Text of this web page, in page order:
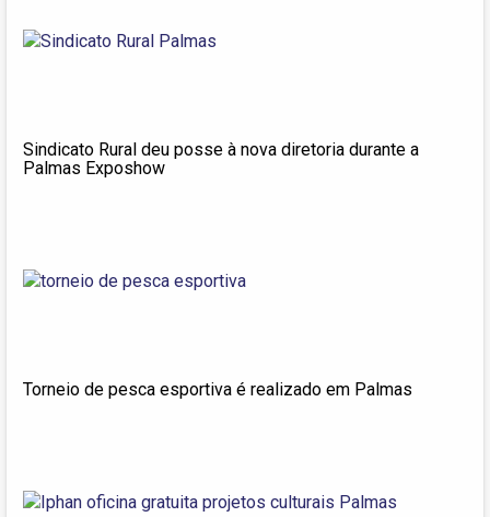
Sindicato Rural deu posse à nova diretoria durante a
Palmas Exposhow
Torneio de pesca esportiva é realizado em Palmas